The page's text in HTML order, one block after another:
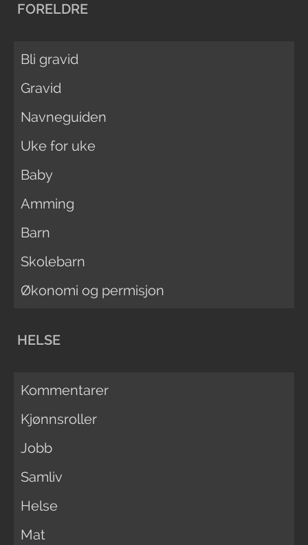
FORELDRE
Bli gravid
Gravid
Navneguiden
Uke for uke
Baby
Amming
Barn
Skolebarn
Økonomi og permisjon
HELSE
Kommentarer
Kjønnsroller
Jobb
Samliv
Helse
Mat